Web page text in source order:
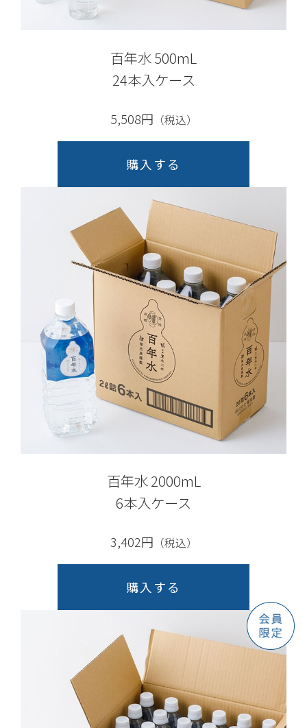
百年水 500mL
24本入ケース
5,508円 （税込）
購入する
百年水 2000mL
6本入ケース
3,402円 （税込）
購入する